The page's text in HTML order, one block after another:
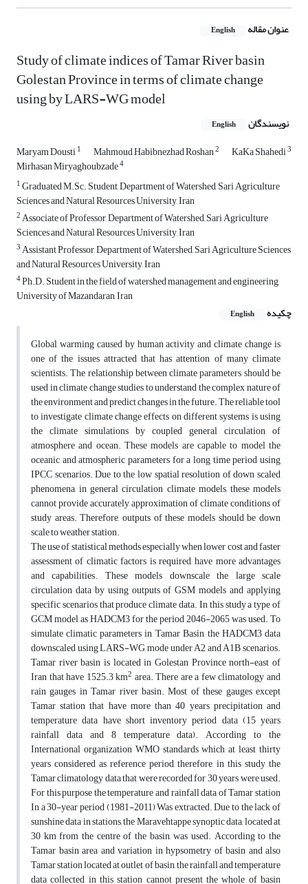
عنوان مقاله English
Study of climate indices of Tamar River basin
Golestan Province in terms of climate change
using by LARS-WG model
نویسندگان English
Maryam Dousti1 Mahmoud Habibnezhad Roshan2 KaKa Shahedi3
Mirhasan Miryaghoubzade4
1Graduated M.Sc. Student, Department of Watershed, Sari Agriculture
Sciences and Natural Resources University, Iran
2Associate of Professor, Department of Watershed, Sari Agriculture
Sciences and Natural Resources University, Iran
3Assistant Professor, Department of Watershed, Sari Agriculture Sciences
and Natural Resources University, Iran
4Ph.D. Student in the field of watershed management and engineering,
University of Mazandaran, Iran
چکیده
English
Global warming caused by human activity and climate change is
one of the issues attracted that has attention of many climate
scientists. The relationship between climate parameters should be
used in climate change studies to understand the complex nature of
the environment and predict changes in the future. The reliable tool
to investigate climate change effects on different systems is using
the climate simulations by coupled general circulation of
atmosphere and ocean. These models are capable to model the
oceanic and atmospheric parameters for a long time period using
IPCC scenarios. Due to the low spatial resolution of down scaled
phenomena, in general circulation climate models, these models
cannot provide accurately approximation of climate conditions of
study areas. Therefore, outputs of these models should be down
scale to weather station.
The use of statistical methods especially when lower cost and faster
assessment of climatic factors is required, have more advantages
and capabilities. These models downscale the large scale
circulation data by using outputs of GSM models and applying
specific scenarios that produce climate data. In this study a type of
GCM model as HADCM3 for the period 2046-2065 was used. To
simulate climatic parameters in Tamar Basin, the HADCM3 data
downscaled using LARS-WG mode under A2 and A1B scenarios.
Tamar river basin is located in Golestan Province north-east of
Iran that have 1525.3 km2 area. There are a few climatology and
rain gauges in Tamar river basin. Most of these gauges except
Tamar station that have more than 40 years precipitation and
temperature data have short inventory period data (15 years
rainfall data and 8 temperature data). According to the
International organization WMO standards which at least thirty
years considered as reference period, therefore, in this study the
Tamar climatology data that were recorded for 30 years were used.
For this purpose the temperature and rainfall data of Tamar station
In a 30-year period (1981-2011) Was extracted. Due to the lack of
sunshine data in stations, the Maravehtappe synoptic data, located at
30 km from the centre of the basin, was used. According to the
Tamar basin area and variation in hypsometry of basin and also
Tamar station located at outlet of basin, the rainfall and temperature
data collected in this station cannot present the whole of basin